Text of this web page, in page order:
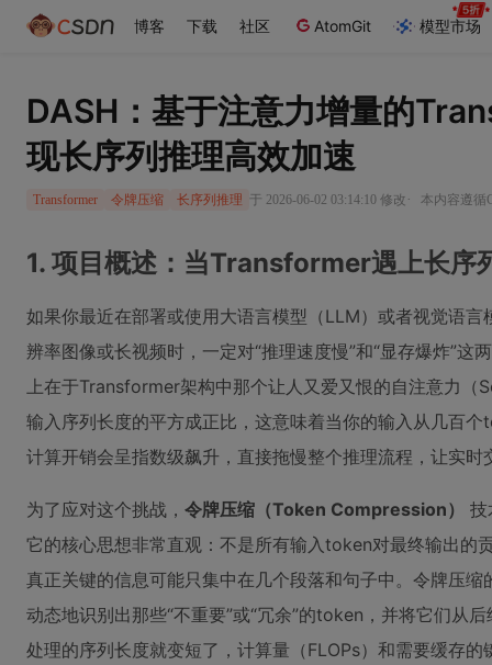
博客 下载 社区 AtomGit 模型市场
DASH：基于注意力增量的
现长序列推理高效加速
Transformer 令牌压缩 长序列推理 于 2026-06-02 03:14:10 修改 · 本内容遵循
1. 项目概述：当Transformer遇上长序
如果你最近在部署或使用大语言模型（LLM）或者视觉语
辨率图像或长视频时，一定对“推理速度慢”和“显存爆炸”这
上在于Transformer架构中那个让人又爱又恨的自注意力
输入序列长度的平方成正比，这意味着当你的输入从几百
计算开销会呈指数级飙升，直接拖慢整个推理流程，让实时
为了应对这个挑战， 令牌压缩（Token Compression）
技
它的核心思想非常直观：不是所有输入token对最终输出的
真正关键的信息可能只集中在几个段落和句子中。令牌压
动态地识别出那些“不重要”或“冗余”的token，并将它们从
处理的序列长度就变短了，计算量（FLOPs）和需要缓存